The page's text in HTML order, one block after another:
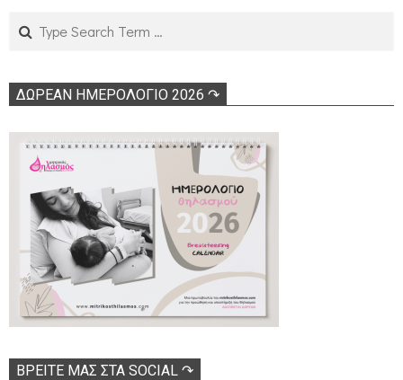
ΔΩΡΕΑΝ ΗΜΕΡΟΛΟΓΙΟ 2026 ↷
ΒΡΕΊΤΕ ΜΑΣ ΣΤΑ SOCIAL ↷